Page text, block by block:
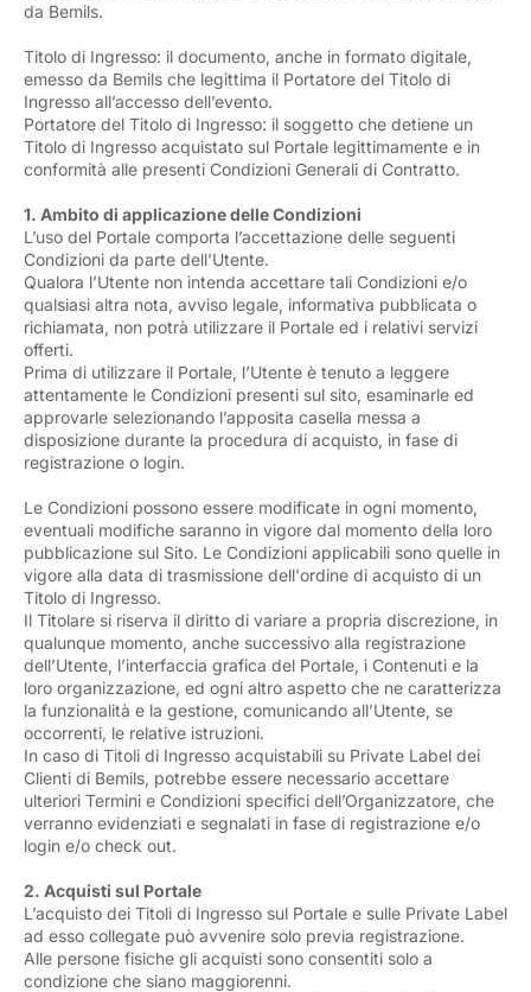
da Bemils.
Titolo di Ingresso: il documento, anche in formato digitale,
emesso da Bemils che legittima il Portatore del Titolo di
Ingresso all’accesso dell’evento.
Portatore del Titolo di Ingresso: il soggetto che detiene un
Titolo di Ingresso acquistato sul Portale legittimamente e in
conformità alle presenti Condizioni Generali di Contratto.
1. Ambito di applicazione delle Condizioni
L’uso del Portale comporta l’accettazione delle seguenti
Condizioni da parte dell’Utente.
Qualora l’Utente non intenda accettare tali Condizioni e/o
qualsiasi altra nota, avviso legale, informativa pubblicata o
richiamata, non potrà utilizzare il Portale ed i relativi servizi
offerti.
Prima di utilizzare il Portale, l’Utente è tenuto a leggere
attentamente le Condizioni presenti sul sito, esaminarle ed
approvarle selezionando l’apposita casella messa a
disposizione durante la procedura di acquisto, in fase di
registrazione o login.
Le Condizioni possono essere modificate in ogni momento,
eventuali modifiche saranno in vigore dal momento della loro
pubblicazione sul Sito. Le Condizioni applicabili sono quelle in
vigore alla data di trasmissione dell'ordine di acquisto di un
Titolo di Ingresso.
Il Titolare si riserva il diritto di variare a propria discrezione, in
qualunque momento, anche successivo alla registrazione
dell’Utente, l’interfaccia grafica del Portale, i Contenuti e la
loro organizzazione, ed ogni altro aspetto che ne caratterizza
la funzionalità e la gestione, comunicando all’Utente, se
occorrenti, le relative istruzioni.
In caso di Titoli di Ingresso acquistabili su Private Label dei
Clienti di Bemils, potrebbe essere necessario accettare
ulteriori Termini e Condizioni specifici dell’Organizzatore, che
verranno evidenziati e segnalati in fase di registrazione e/o
login e/o check out.
2. Acquisti sul Portale
L’acquisto dei Titoli di Ingresso sul Portale e sulle Private Label
ad esso collegate può avvenire solo previa registrazione.
Alle persone fisiche gli acquisti sono consentiti solo a
condizione che siano maggiorenni.